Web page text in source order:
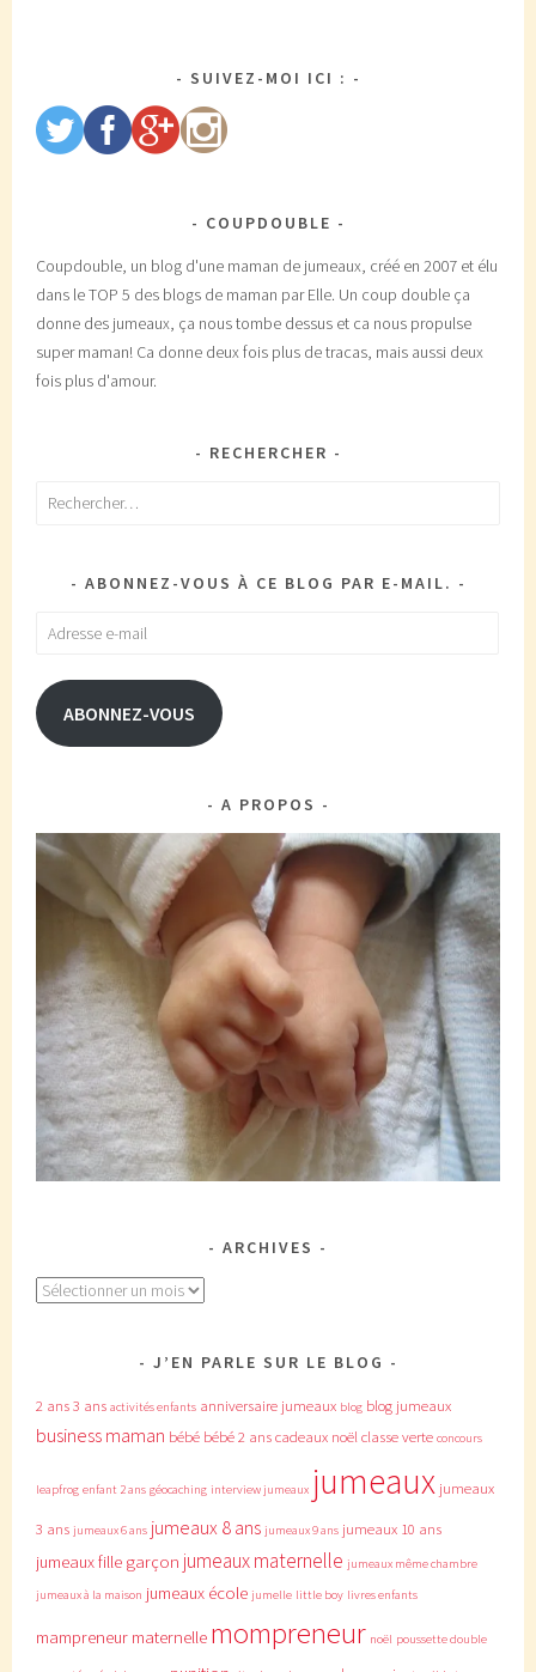
SUIVEZ-MOI ICI :
COUPDOUBLE
Coupdouble, un blog d'une maman de jumeaux, créé en 2007 et élu
dans le TOP 5 des blogs de maman par Elle. Un coup double ça
donne des jumeaux, ça nous tombe dessus et ca nous propulse
super maman! Ca donne deux fois plus de tracas, mais aussi deux
fois plus d'amour.
RECHERCHER
Rechercher :
ABONNEZ-VOUS À CE BLOG PAR E-MAIL.
Adresse
mail
ABONNEZ-VOUS
A PROPOS
ARCHIVES
Archives
J’EN PARLE SUR LE BLOG
2 ans3 ans activités enfants anniversaire jumeaux blog blog jumeaux
business maman bébé bébé 2 anscadeaux noëlclasse verte concours
leapfrog enfant 2 ans géocaching interview jumeaux jumeaux jumeaux
3 ans jumeaux 6 ans jumeaux 8 ans jumeaux 9 ans jumeaux 10 ans
jumeaux fille garçon jumeaux maternelle jumeaux même chambre
jumeaux à la maison jumeaux école jumelle little boy livres enfants
mampreneur maternelle mompreneur noël poussette double